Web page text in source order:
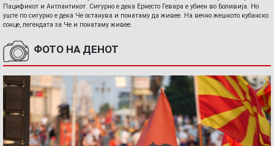
Пацификот и Антлантикот. Сигурно е дека Ернесто Гевара е убиен во Боливија. Но
уште по сигурно е дека Че останува и понатаму да живее. На вечно жешкото кубанско
сонце, легендата за Че и понатаму живее.
ФОТО НА ДЕНОТ